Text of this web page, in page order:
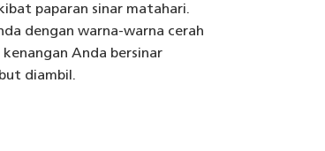
paparan sinar matahari.
dengan warna-warna cerah
Anda bersinar
diambil.